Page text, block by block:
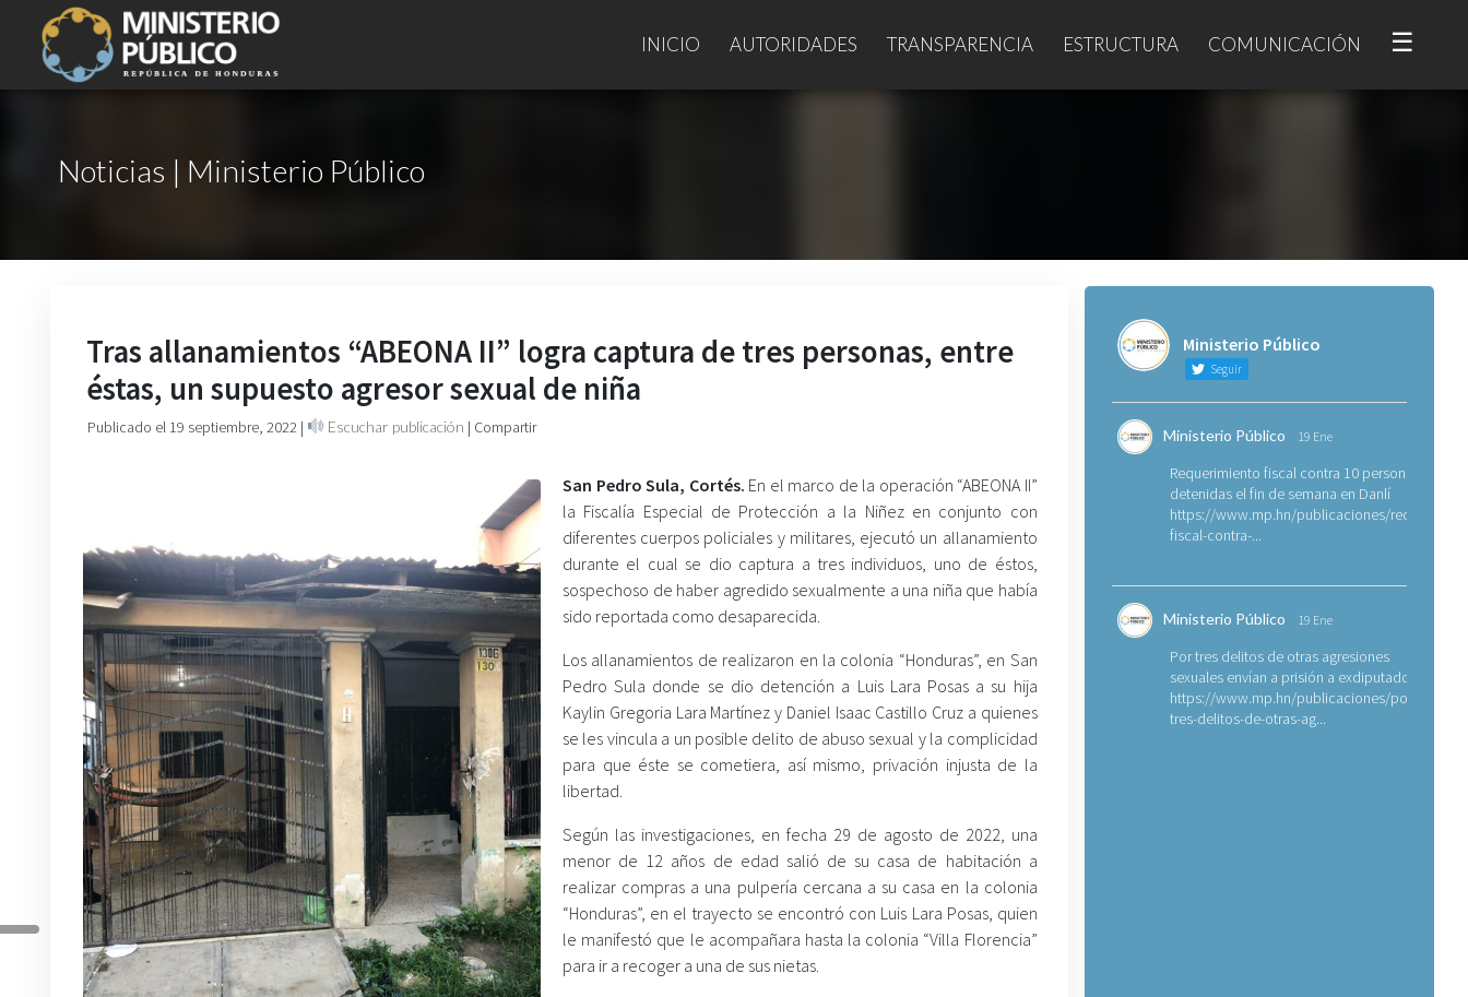
INICIO AUTORIDADES TRANSPARENCIA ESTRUCTURA COMUNICACIÓN ☰
Noticias | Ministerio Público
Tras allanamientos “ABEONA II” logra captura de tres personas, entre
éstas, un supuesto agresor sexual de niña
Publicado el 19 septiembre, 2022 | Escuchar publicación | Compartir
San Pedro Sula, Cortés. En el marco de la operación “ABEONA II”
la Fiscalía Especial de Protección a la Niñez en conjunto con
diferentes cuerpos policiales y militares, ejecutó un allanamiento
durante el cual se dio captura a tres individuos, uno de éstos,
sospechoso de haber agredido sexualmente a una niña que había
sido reportada como desaparecida.
Los allanamientos de realizaron en la colonia “Honduras”, en San
Pedro Sula donde se dio detención a Luis Lara Posas a su hija
Kaylin Gregoria Lara Martínez y Daniel Isaac Castillo Cruz a quienes
se les vincula a un posible delito de abuso sexual y la complicidad
para que éste se cometiera, así mismo, privación injusta de la
libertad.
Según las investigaciones, en fecha 29 de agosto de 2022, una
menor de 12 años de edad salió de su casa de habitación a
realizar compras a una pulpería cercana a su casa en la colonia
“Honduras”, en el trayecto se encontró con Luis Lara Posas, quien
le manifestó que le acompañara hasta la colonia “Villa Florencia”
para ir a recoger a una de sus nietas.
Ministerio Público
Seguir
Ministerio Público 19 Ene
Requerimiento fiscal contra 10 personas
detenidas el fin de semana en Danlí
https://www.mp.hn/publicaciones/
fiscal-contra-...
Ministerio Público 19 Ene
Por tres delitos de otras agresiones
sexuales envían a prisión a exdiputado
https://www.mp.hn/publicaciones/por-
tres-delitos-de-otras-ag...